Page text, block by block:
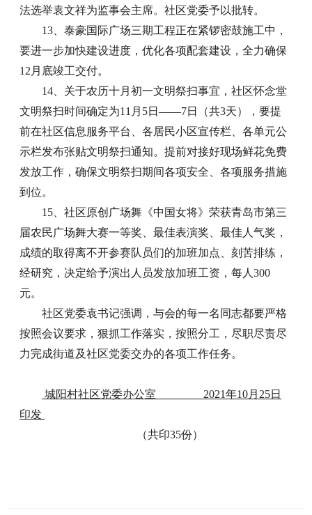
法选举袁文祥为监事会主席。社区党委予以批转。
13、泰豪国际广场三期工程正在紧锣密鼓施工中，
要进一步加快建设进度，优化各项配套建设，全力确保
12月底竣工交付。
14、关于农历十月初一文明祭扫事宜，社区怀念堂
文明祭扫时间确定为11月5日——7日（共3天），要提
前在社区信息服务平台、各居民小区宣传栏、各单元公
示栏发布张贴文明祭扫通知。提前对接好现场鲜花免费
发放工作，确保文明祭扫期间各项安全、各项服务措施
到位。
15、社区原创广场舞《中国女将》荣获青岛市第三
届农民广场舞大赛一等奖、最佳表演奖、最佳人气奖，
成绩的取得离不开参赛队员们的加班加点、刻苦排练，
经研究，决定给予演出人员发放加班工资，每人300
元。
社区党委袁书记强调，与会的每一名同志都要严格
按照会议要求，狠抓工作落实，按照分工，尽职尽责尽
力完成街道及社区党委交办的各项工作任务。
城阳村社区党委办公室 2021年10月25日
印发
（共印35份）